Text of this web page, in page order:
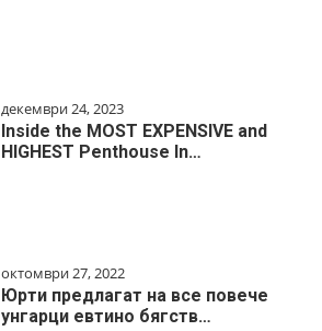
декември 24, 2023
Inside the MOST EXPENSIVE and
HIGHEST Penthouse In…
октомври 27, 2022
Юрти предлагат на все повече
унгарци евтино бягств…